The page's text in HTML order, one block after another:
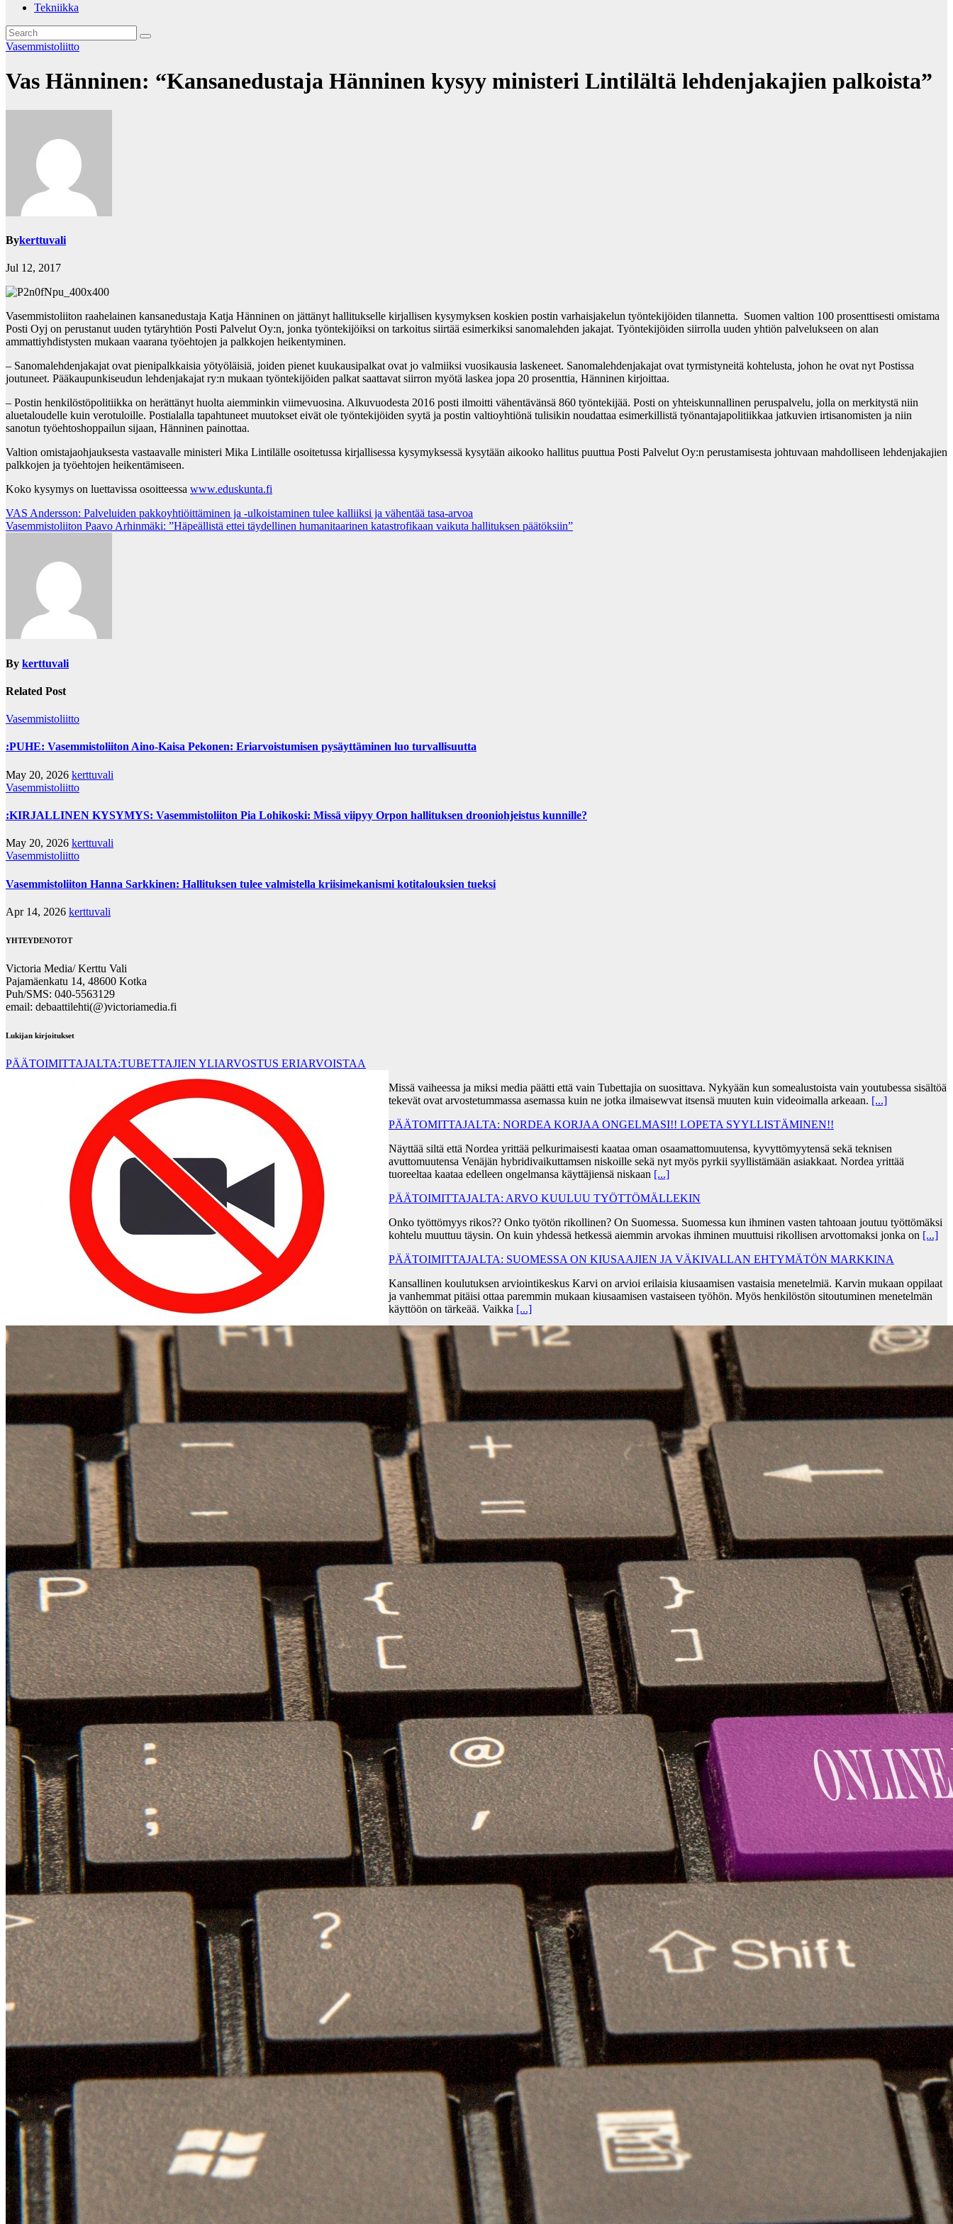
Tekniikka
Vasemmistoliitto
Vas Hänninen: “Kansanedustaja Hänninen kysyy ministeri Lintilältä lehdenjakajien palkoista”
Bykerttuvali
Jul 12, 2017
Vasemmistoliiton raahelainen kansanedustaja Katja Hänninen on jättänyt hallitukselle kirjallisen kysymyksen koskien postin varhaisjakelun työntekijöiden tilannetta. Suomen valtion 100 prosenttisesti omistama
Posti Oyj on perustanut uuden tytäryhtiön Posti Palvelut Oy:n, jonka työntekijöiksi on tarkoitus siirtää esimerkiksi sanomalehden jakajat. Työntekijöiden siirrolla uuden yhtiön palvelukseen on alan
ammattiyhdistysten mukaan vaarana työehtojen ja palkkojen heikentyminen.
– Sanomalehdenjakajat ovat pienipalkkaisia yötyöläisiä, joiden pienet kuukausipalkat ovat jo valmiiksi vuosikausia laskeneet. Sanomalehdenjakajat ovat tyrmistyneitä kohtelusta, johon he ovat nyt Postissa
joutuneet. Pääkaupunkiseudun lehdenjakajat ry:n mukaan työntekijöiden palkat saattavat siirron myötä laskea jopa 20 prosenttia, Hänninen kirjoittaa.
– Postin henkilöstöpolitiikka on herättänyt huolta aiemminkin viimevuosina. Alkuvuodesta 2016 posti ilmoitti vähentävänsä 860 työntekijää. Posti on yhteiskunnallinen peruspalvelu, jolla on merkitystä niin
aluetaloudelle kuin verotuloille. Postialalla tapahtuneet muutokset eivät ole työntekijöiden syytä ja postin valtioyhtiönä tulisikin noudattaa esimerkillistä työnantajapolitiikkaa jatkuvien irtisanomisten ja niin
sanotun työehtoshoppailun sijaan, Hänninen painottaa.
Valtion omistajaohjauksesta vastaavalle ministeri Mika Lintilälle osoitetussa kirjallisessa kysymyksessä kysytään aikooko hallitus puuttua Posti Palvelut Oy:n perustamisesta johtuvaan mahdolliseen lehdenjakajien
palkkojen ja työehtojen heikentämiseen.
Koko kysymys on luettavissa osoitteessa www.eduskunta.fi
Post
navigation
VAS Andersson: Palveluiden pakkoyhtiöittäminen ja -ulkoistaminen tulee kalliiksi ja vähentää tasa-arvoa
Vasemmistoliiton Paavo Arhinmäki: ”Häpeällistä ettei täydellinen humanitaarinen katastrofikaan vaikuta hallituksen päätöksiin”
By kerttuvali
Related Post
Vasemmistoliitto
:PUHE: Vasemmistoliiton Aino-Kaisa Pekonen: Eriarvoistumisen pysäyttäminen luo turvallisuutta
May 20, 2026 kerttuvali
Vasemmistoliitto
:KIRJALLINEN KYSYMYS: Vasemmistoliiton Pia Lohikoski: Missä viipyy Orpon hallituksen drooniohjeistus kunnille?
May 20, 2026 kerttuvali
Vasemmistoliitto
Vasemmistoliiton Hanna Sarkkinen: Hallituksen tulee valmistella kriisimekanismi kotitalouksien tueksi
Apr 14, 2026 kerttuvali
YHTEYDENOTOT
Victoria Media/ Kerttu Vali
Pajamäenkatu 14, 48600 Kotka
Puh/SMS: 040-5563129
email: debaattilehti(@)victoriamedia.fi
Lukijan kirjoitukset
PÄÄTOIMITTAJALTA:TUBETTAJIEN YLIARVOSTUS ERIARVOISTAA
Missä vaiheessa ja miksi media päätti että vain Tubettajia on suosittava. Nykyään kun somealustoista vain youtubessa sisältöä
tekevät ovat arvostetummassa asemassa kuin ne jotka ilmaisewvat itsensä muuten kuin videoimalla arkeaan. [...]
PÄÄTOMITTAJALTA: NORDEA KORJAA ONGELMASI!! LOPETA SYYLLISTÄMINEN!!
Näyttää siltä että Nordea yrittää pelkurimaisesti kaataa oman osaamattomuutensa, kyvyttömyytensä sekä teknisen
avuttomuutensa Venäjän hybridivaikuttamsen niskoille sekä nyt myös pyrkii syyllistämään asiakkaat. Nordea yrittää
tuoreeltaa kaataa edelleen ongelmansa käyttäjiensä niskaan [...]
PÄÄTOIMITTAJALTA: ARVO KUULUU TYÖTTÖMÄLLEKIN
Onko työttömyys rikos?? Onko työtön rikollinen? On Suomessa. Suomessa kun ihminen vasten tahtoaan joutuu työttömäksi
kohtelu muuttuu täysin. On kuin yhdessä hetkessä aiemmin arvokas ihminen muuttuisi rikollisen arvottomaksi jonka on [...]
PÄÄTOIMITTAJALTA: SUOMESSA ON KIUSAAJIEN JA VÄKIVALLAN EHTYMÄTÖN MARKKINA
Kansallinen koulutuksen arviointikeskus Karvi on arvioi erilaisia kiusaamisen vastaisia menetelmiä. Karvin mukaan oppilaat
ja vanhemmat pitäisi ottaa paremmin mukaan kiusaamisen vastaiseen työhön. Myös henkilöstön sitoutuminen menetelmän
käyttöön on tärkeää. Vaikka [...]